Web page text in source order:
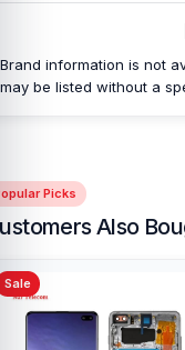
Brand information is not
may be listed without a
Picks
Also
Sale